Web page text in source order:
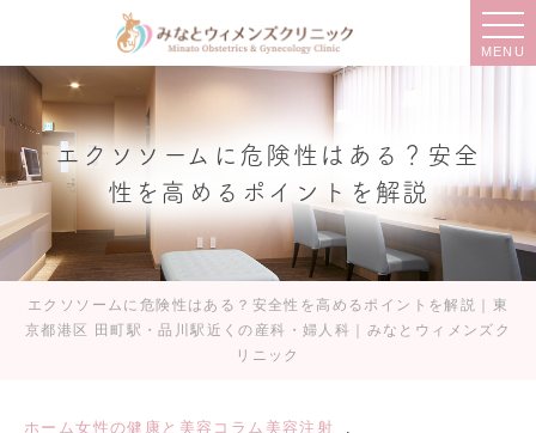
MENU
エクソソームに危険性はある？安全
性を高めるポイントを解説
エクソソームに危険性はある？安全性を高めるポイントを解説｜東
京都港区 田町駅・品川駅近くの産科・婦人科｜みなとウィメンズク
リニック
ホーム女性の健康と美容コラム 美容注射